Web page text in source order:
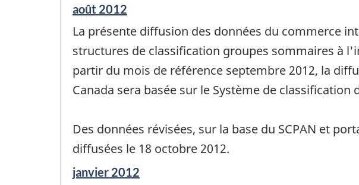
Période
référence
de
-
août 2012
La présente diffusion des données du commerce
structures de classification groupes sommaires à
partir du mois de référence septembre 2012, la
Canada sera basée sur le Système de
Des données révisées, sur la base du SCPAN et
diffusées le 18 octobre 2012.
Période
janvier 2012